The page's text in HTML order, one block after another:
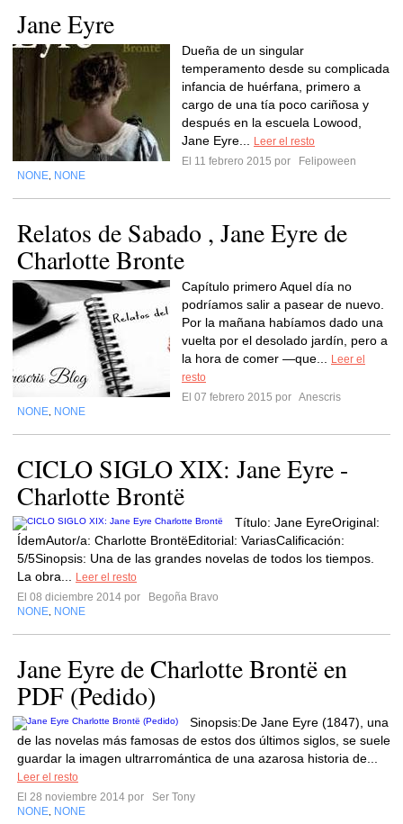
Jane Eyre
Dueña de un singular
temperamento desde su complicada
infancia de huérfana, primero a
cargo de una tía poco cariñosa y
después en la escuela Lowood,
Jane Eyre...
Leer el resto
El 11 febrero 2015 por
Felipoween
NONE NONE
Relatos de Sabado , Jane Eyre de
Charlotte Bronte
Capítulo primero Aquel día no
podríamos salir a pasear de nuevo.
Por la mañana habíamos dado una
vuelta por el desolado jardín, pero a
la hora de comer —que...
Leer el
resto
El 07 febrero 2015 por Anescris
NONE NONE
CICLO SIGLO XIX: Jane Eyre -
Charlotte Brontë
Título: Jane EyreOriginal:
ÍdemAutor/a: Charlotte BrontëEditorial: VariasCalificación:
5/5Sinopsis: Una de las grandes novelas de todos los tiempos.
La obra...
Leer el resto
El 08 diciembre 2014 por
Begoña Bravo
NONE NONE
Jane Eyre de Charlotte Brontë en
PDF (Pedido)
Sinopsis:De Jane Eyre (1847), una
de las novelas más famosas de estos dos últimos siglos, se suele
guardar la imagen ultrarromántica de una azarosa historia de...
Leer el resto
El 28 noviembre 2014 por
Ser Tony
NONE NONE